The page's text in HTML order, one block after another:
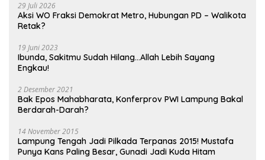
29 Juli 2026
Aksi WO Fraksi Demokrat Metro, Hubungan PD – Walikota
Retak?
19 Juni 2023
Ibunda, Sakitmu Sudah Hilang…Allah Lebih Sayang
Engkau!
2 Desember 2021
Bak Epos Mahabharata, Konferprov PWI Lampung Bakal
Berdarah-Darah?
14 November 2015
Lampung Tengah Jadi Pilkada Terpanas 2015! Mustafa
Punya Kans Paling Besar, Gunadi Jadi Kuda Hitam